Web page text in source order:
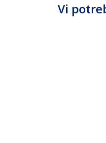
Vi